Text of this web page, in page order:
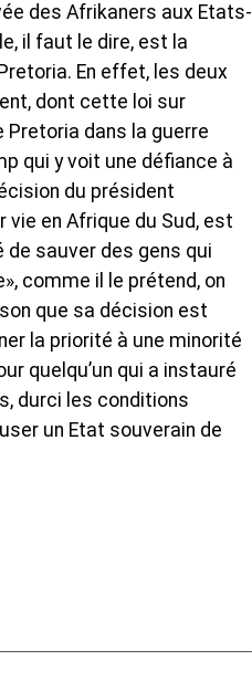
des Afrikaners aux Etats-
il faut le dire, est la
En effet, les deux
dont cette loi sur
Pretoria dans la guerre
qui y voit une défiance à
du président
vie en Afrique du Sud, est
de sauver des gens qui
comme il le prétend, on
que sa décision est
la priorité à une minorité
quelqu’un qui a instauré
durci les conditions
un Etat souverain de